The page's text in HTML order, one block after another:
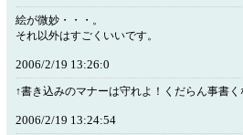
絵が微妙・・・。
それ以外はすごくいいです。
2006/2/19 13:26:0
↑書き込みのマナーは守れよ！くだらん事書く
2006/2/19 13:24:54